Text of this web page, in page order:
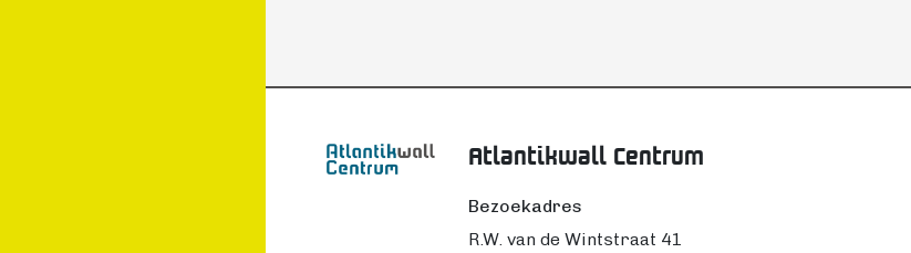
Atlantikwall Centrum
Bezoekadres
R.W. van de Wintstraat 41